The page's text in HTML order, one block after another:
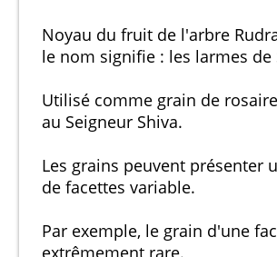
Noyau du fruit de l'arbre
le nom signifie : les larmes de
Utilisé comme grain de
au Seigneur Shiva.
Les grains peuvent présenter
de facettes variable.
Par exemple, le grain d'une
extrêmement rare.